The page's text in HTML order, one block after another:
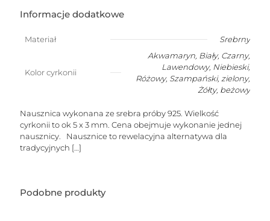
2
Informacje dodatkowe
Materiał Srebrny
Kolor cyrkonii
Akwamaryn, Biały, Czarny,
Lawendowy, Niebieski,
Różowy, Szampański, zielony,
Żółty, beżowy
Nausznica wykonana ze srebra próby 925. Wielkość
cyrkonii to ok 5 x 3 mm. Cena obejmuje wykonanie jednej
nausznicy. Nausznice to rewelacyjna alternatywa dla
tradycyjnych […]
Podobne produkty